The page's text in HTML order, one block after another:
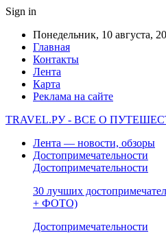
Sign in
Понедельник, 10 августа,
Главная
Контакты
Лента
Карта
Реклама на сайте
TRAVEL.РУ - ВСЕ О
Лента — новости, обзоры
Достопримечательности
Достопримечательности
30 лучших
+ ФОТО)
Достопримечательности